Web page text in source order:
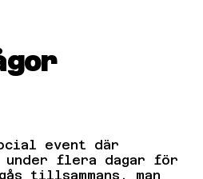
event där
under flera dagar för
tillsammans, man